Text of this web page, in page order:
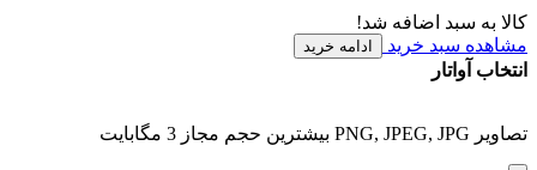
کالا به سبد اضافه شد!
مشاهده سبد خرید
ادامه خرید
انتخاب آواتار
تصاویر PNG, JPEG, JPG بیشترین حجم مجاز 3 مگابایت